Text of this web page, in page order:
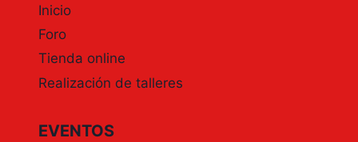
Inicio
Foro
Tienda online
Realización de talleres
EVENTOS